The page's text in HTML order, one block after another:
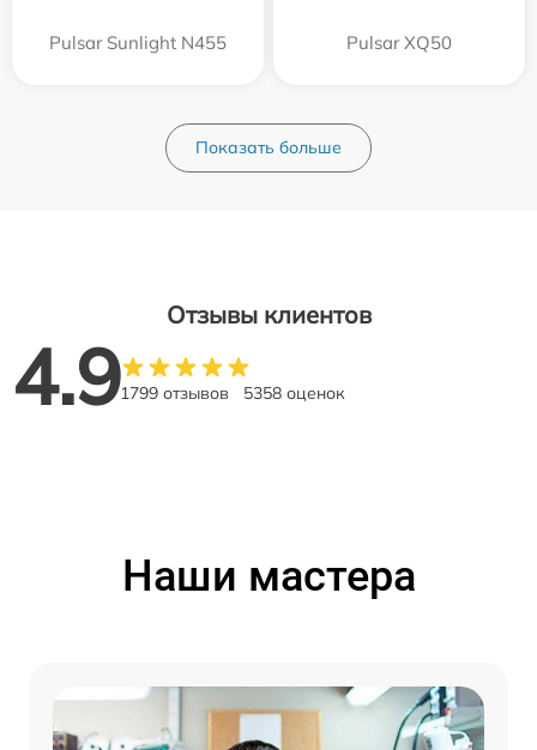
Pulsar Sunlight N455 Pulsar XQ50
Показать больше
Отзывы клиентов
4.91799 отзывов 5358 оценок
Наши мастера